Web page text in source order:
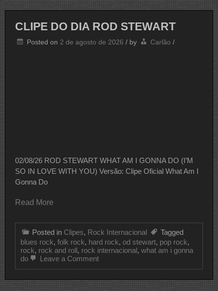
TOM
PETTY
CLIPE DO DIA ROD STEWART
Posted on 2 de agosto de 2026 / by Carlão /
02/08/26 ROD STEWART WHAT AM I GONNA DO (I’M
SO IN LOVE WITH YOU) Versão: Clipe Oficial What Am I
Gonna Do
Read More
Posted in Clipes, Rock Internacional
Tagged
blues rock, folk rock, hard rock, od stewart, pop rock,
rock, rock and roll, rock internacional, what am i gonna
do
Leave a Commenton